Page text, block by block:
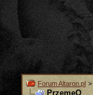
Forum Altaron.pl >
PrzemeQ